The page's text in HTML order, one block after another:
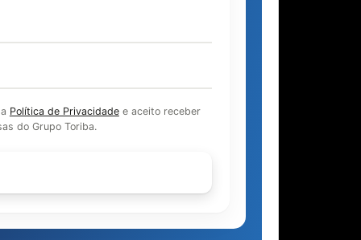
Política de Privacidadee aceito receber
do Grupo Toriba.